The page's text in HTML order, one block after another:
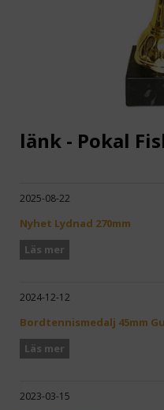
länk - Pokal
2025-08-22
Nyhet Lydnad 270mm
Läs mer
2024-12-12
Bordtennismedalj 45mm
Läs mer
2023-03-15